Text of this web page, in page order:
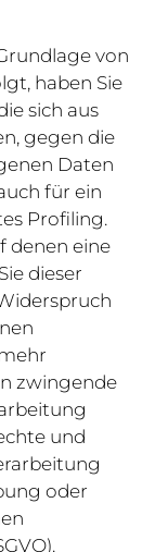
von
haben Sie
sich aus
gegen die
Daten
für ein
Profiling.
denen eine
dieser
zwingende
und
oder